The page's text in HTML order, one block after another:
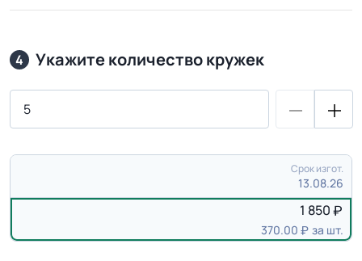
4 Укажите количество кружек
Срок изгот.
13.08.26
1 850
370.00 за шт.